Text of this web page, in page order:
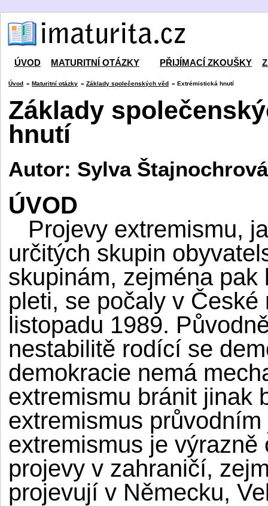
ÚVOD MATURITNÍ OTÁZKY PŘIJÍMACÍ ZKOUŠKY
Úvod » Maturitní otázky » Základy společenských věd » Extrémistická hnutí
Základy
hnutí
Autor: Sylva Štajnochrová
ÚVOD
Projevy extremismu,
určitých skupin
skupinám, zejména
pleti, se počaly v
listopadu 1989.
nestabilitě rodící se
demokracie nemá
extremismu bránit jinak
extremismus
extremismus je
projevy v zahraničí,
projevují v Německu,